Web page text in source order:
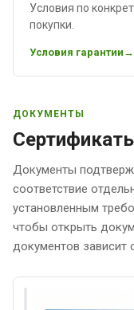
Условия по
покупки.
Условия гарантии
ДОКУМЕНТЫ
Документы
соответствие
установленным
чтобы открыть
документов зависит